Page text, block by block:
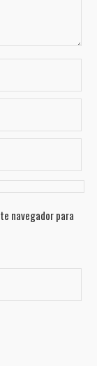
navegador para